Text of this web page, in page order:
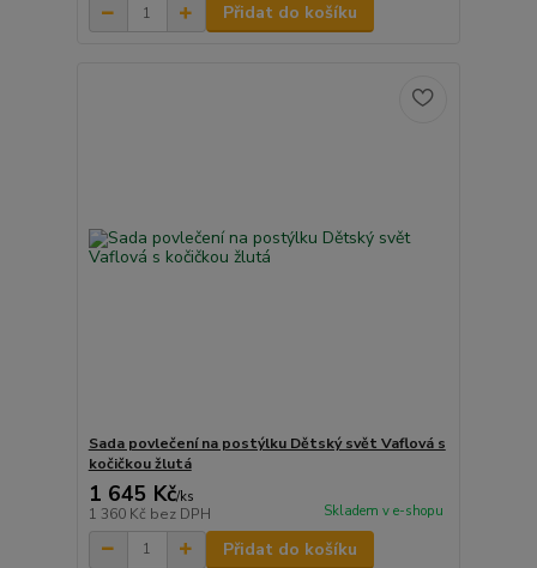
Přidat do košíku
Sada povlečení na postýlku Dětský svět Vaflová s
kočičkou žlutá
1 645 Kč/ks
1 360 Kč bez DPH Skladem v e-shopu
Přidat do košíku